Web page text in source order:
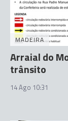
MADEIRA
Arraial do
trânsito
14 Ago 10:31